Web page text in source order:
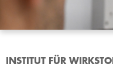
INSTITUT FÜR